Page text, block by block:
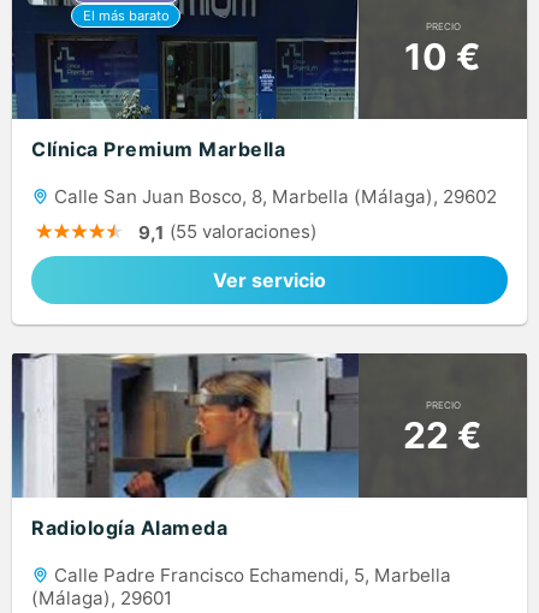
PRECIO
10 €
Clínica Premium Marbella
Calle San Juan Bosco, 8, Marbella (Málaga), 29602
9,1 (55 valoraciones)
Ver servicio
PRECIO
22 €
Radiología Alameda
Calle Padre Francisco Echamendi, 5, Marbella
(Málaga), 29601